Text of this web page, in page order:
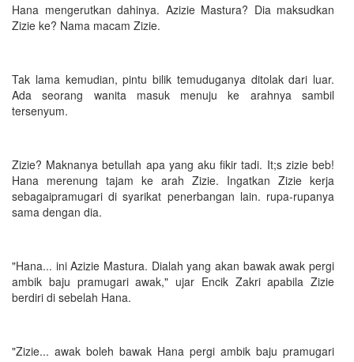
Hana mengerutkan dahinya. Azizie Mastura? Dia maksudkan
Zizie ke? Nama macam Zizie.
Tak lama kemudian, pintu bilik temuduganya ditolak dari luar.
Ada seorang wanita masuk menuju ke arahnya sambil
tersenyum.
Zizie? Maknanya betullah apa yang aku fikir tadi. It;s zizie beb!
Hana merenung tajam ke arah Zizie. Ingatkan Zizie kerja
sebagaipramugari di syarikat penerbangan lain. rupa-rupanya
sama dengan dia.
"Hana... ini Azizie Mastura. Dialah yang akan bawak awak pergi
ambik baju pramugari awak," ujar Encik Zakri apabila Zizie
berdiri di sebelah Hana.
"Zizie... awak boleh bawak Hana pergi ambik baju pramugari